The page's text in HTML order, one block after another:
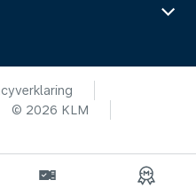
© 2026 KLM